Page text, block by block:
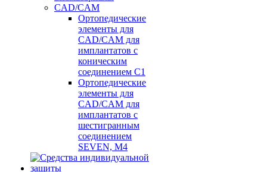
CAD/CAM
Ортопедические
элементы для
CAD/CAM для
имплантатов с
коническим
соединением С1
Ортопедические
элементы для
CAD/CAM для
имплантатов с
шестигранным
соединением
SEVEN, М4